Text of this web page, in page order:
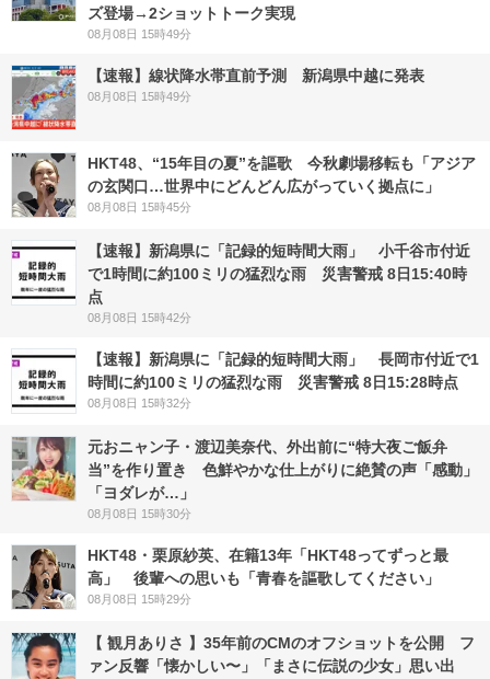
ズ登場→2ショットトーク実現
08月08日 15時49分
【速報】線状降水帯直前予測 新潟県中越に発表
08月08日 15時49分
HKT48、“15年目の夏”を謳歌 今秋劇場移転も「アジア
の玄関口…世界中にどんどん広がっていく拠点に」
08月08日 15時45分
【速報】新潟県に「記録的短時間大雨」 小千谷市付近
で1時間に約100ミリの猛烈な雨 災害警戒 8日15:40時
点
08月08日 15時42分
【速報】新潟県に「記録的短時間大雨」 長岡市付近で1
時間に約100ミリの猛烈な雨 災害警戒 8日15:28時点
08月08日 15時32分
元おニャン子・渡辺美奈代、外出前に“特大夜ご飯弁
当”を作り置き 色鮮やかな仕上がりに絶賛の声「感動」
「ヨダレが…」
08月08日 15時30分
HKT48・栗原紗英、在籍13年「HKT48ってずっと最
高」 後輩への思いも「青春を謳歌してください」
08月08日 15時29分
【 観月ありさ 】35年前のCMのオフショットを公開 フ
ァン反響「懐かしい〜」「まさに伝説の少女」思い出